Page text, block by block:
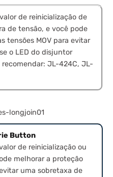
de reinicialização de
de tensão, e você pode
tensões MOV para evitar
o LED do disjuntor
JL-424C, JL-
Button
de reinicialização ou
melhorar a proteção
uma sobretaxa de